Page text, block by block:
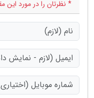
* نظرتان را در مورد این